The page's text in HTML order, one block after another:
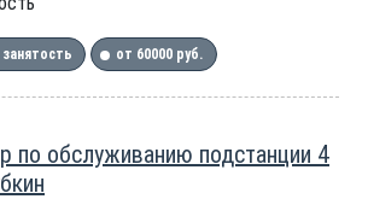
от 60000 руб.
по обслуживанию подстанции 4